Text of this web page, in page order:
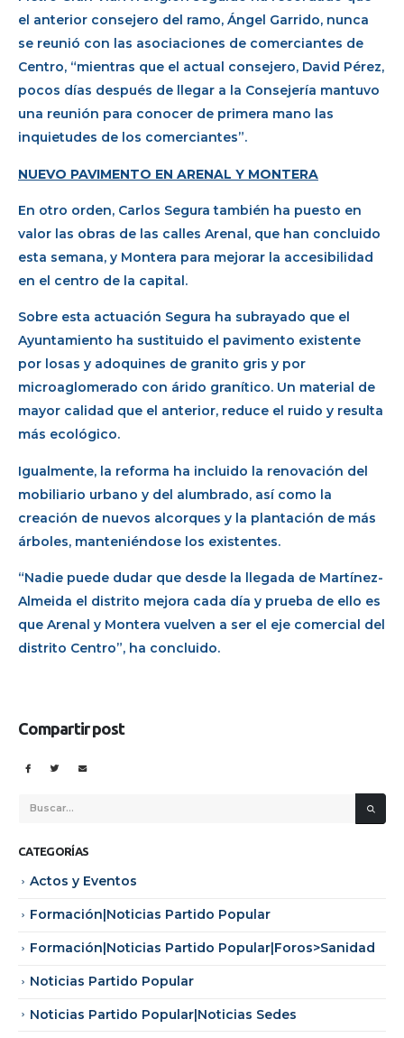
el anterior consejero del ramo, Ángel Garrido, nunca
se reunió con las asociaciones de comerciantes de
Centro, “mientras que el actual consejero, David Pérez,
pocos días después de llegar a la Consejería mantuvo
una reunión para conocer de primera mano las
inquietudes de los comerciantes”.
NUEVO PAVIMENTO EN ARENAL Y MONTERA
En otro orden, Carlos Segura también ha puesto en
valor las obras de las calles Arenal, que han concluido
esta semana, y Montera para mejorar la accesibilidad
en el centro de la capital.
Sobre esta actuación Segura ha subrayado que el
Ayuntamiento ha sustituido el pavimento existente
por losas y adoquines de granito gris y por
microaglomerado con árido granítico. Un material de
mayor calidad que el anterior, reduce el ruido y resulta
más ecológico.
Igualmente, la reforma ha incluido la renovación del
mobiliario urbano y del alumbrado, así como la
creación de nuevos alcorques y la plantación de más
árboles, manteniéndose los existentes.
“Nadie puede dudar que desde la llegada de Martínez-
Almeida el distrito mejora cada día y prueba de ello es
que Arenal y Montera vuelven a ser el eje comercial del
distrito Centro”, ha concluido.
Compartir post
CATEGORÍAS
Actos y Eventos
Formación|Noticias Partido Popular
Formación|Noticias Partido Popular|Foros>Sanidad
Noticias Partido Popular
Noticias Partido Popular|Noticias Sedes